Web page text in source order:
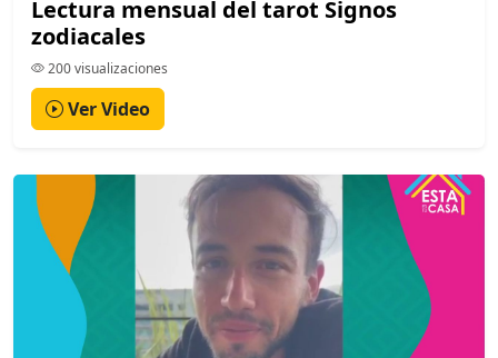
Lectura mensual del tarot Signos
zodiacales
200 visualizaciones
Ver Video